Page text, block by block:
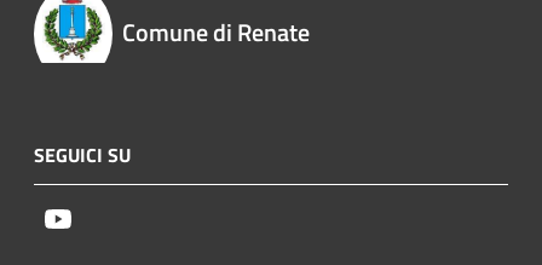
Comune di Renate
SEGUICI SU